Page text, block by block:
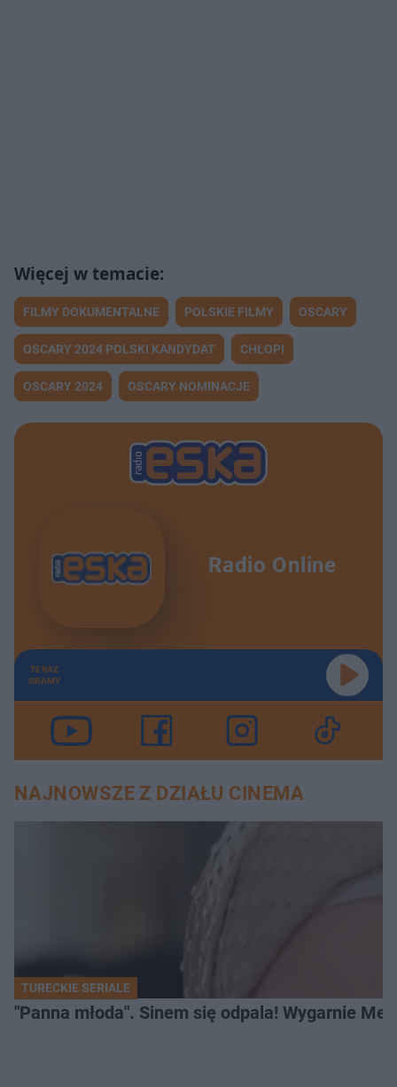
FILMY DOKUMENTALNE POLSKIE FILMY OSCARY
OSCARY 2024 POLSKI KANDYDAT CHŁOPI
OSCARY 2024 OSCARY NOMINACJE
Radio Online
TERAZ
GRAMY
NAJNOWSZE Z DZIAŁU CINEMA
TURECKIE SERIALE
"Panna młoda". Sinem się odpala! Wygarnie